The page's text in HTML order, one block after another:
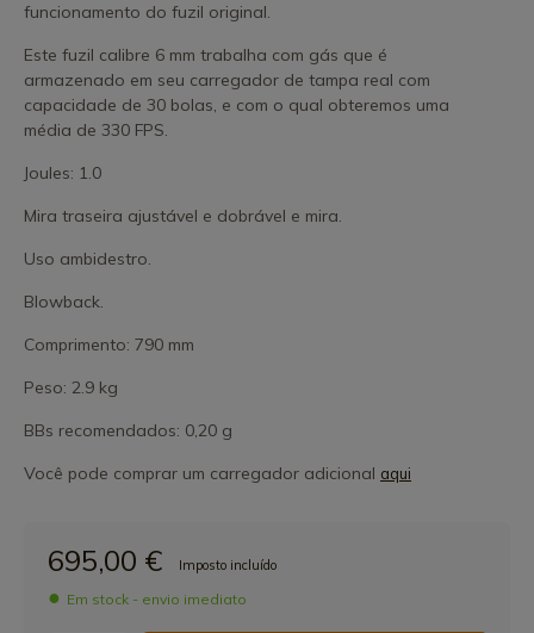
funcionamento do fuzil original.
Este fuzil calibre 6 mm trabalha com gás que é
armazenado em seu carregador de tampa real com
capacidade de 30 bolas, e com o qual obteremos uma
média de 330 FPS.
Joules: 1.0
Mira traseira ajustável e dobrável e mira.
Uso ambidestro.
Blowback.
Comprimento: 790 mm
Peso: 2.9 kg
BBs recomendados: 0,20 g
Você pode comprar um carregador adicional aqui
695,00 € Imposto incluído
Em stock - envio imediato